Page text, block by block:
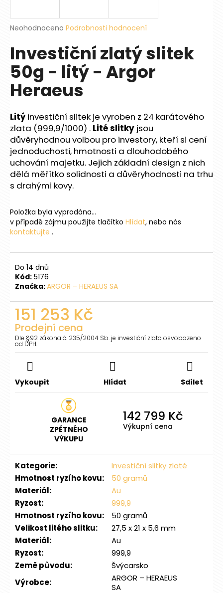
Průměrné
produktu
0,0
z
5
hvězdiček.
Neohodnoceno Podrobnosti hodnocení
Investiční zlatý slitek
50g - litý - Argor
Heraeus
Litýinvestiční slitek je vyroben z 24 karátového
zlata (999,9/1000) . Lité slitky jsou
důvěryhodnou volbou pro investory, kteří si cení
jednoduchosti, hmotnosti a dlouhodobého
uchování majetku. Jejich základní design z nich
dělá měřítko solidnosti a důvěryhodnosti na trhu
s drahými kovy.
Položka byla vyprodána…
v případě zájmu použijte tlačítko Hlídat, nebo nás
kontaktujte .
Do 14 dnů
Kód: 5176
Značka:ARGOR – HERAEUS SA
151 253 Kč
Prodejní cena
Dle §92 zákona č. 235/2004 Sb. je investiční zlato osvobozeno
od DPH.
Měrná
cena:
Vykoupit Hlídat Sdílet
GARANCE
ZPĚTNÉHO
VÝKUPU
142 799 Kč
Výkupní cena
Kategorie:
Investiční slitky zlaté
Hmotnost ryzího kovu:
50 gramů
Materiál:
Au
Ryzost:
999,9
Hmotnost ryzího kovu:
50 gramů
Velikost litého slitku:
27,5 x 21 x 5,6 mm
Materiál:
Au
Ryzost:
999,9
Země původu:
Švýcarsko
Výrobce:
ARGOR – HERAEUS
SA
j
t
?
HLEDAT
D
o
p
o
u
č
u
m
e
STŘÍBRNÁ
INVESTIČNÍ
MINCE
OZ
MAPLE
LEAF